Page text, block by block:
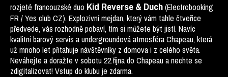
rozjeté francouzské duo Kid Reverse & Duch(Electrobooking
FR / Yes club CZ). Explozivní mejdan, který vám tahle čtveřice
předvede, vás rozhodně pobaví, tím si můžete být jistí. Navíc
kvalitní barový servis a undergroundová atmosféra Chapeau, která
už mnoho let přitahuje návštěvníky z domova i z celého světa.
Neváhejte a doražte v sobotu 22.října do Chapeau a nechte se
zdigitalizovat! Vstup do klubu je zdarma.